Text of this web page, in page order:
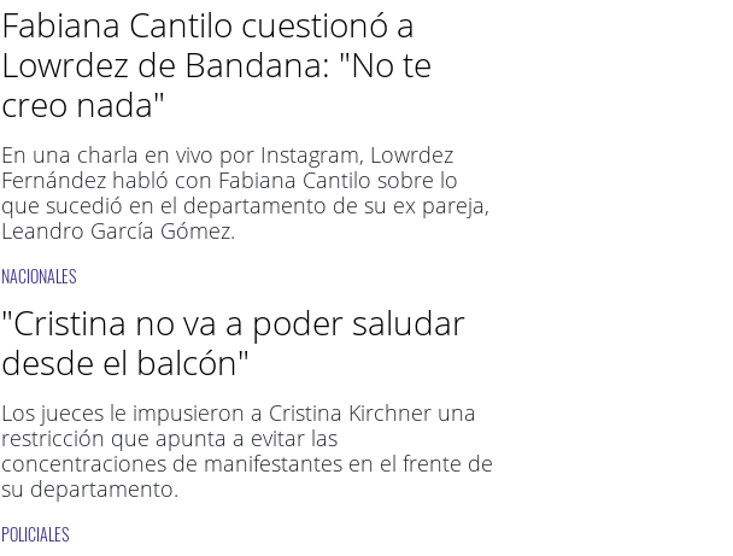
Fabiana Cantilo cuestionó a
Lowrdez de Bandana: "No te
creo nada"
En una charla en vivo por Instagram, Lowrdez
Fernández habló con Fabiana Cantilo sobre lo
que sucedió en el departamento de su ex pareja,
Leandro García Gómez.
NACIONALES
"Cristina no va a poder saludar
desde el balcón"
Los jueces le impusieron a Cristina Kirchner una
restricción que apunta a evitar las
concentraciones de manifestantes en el frente de
su departamento.
POLICIALES